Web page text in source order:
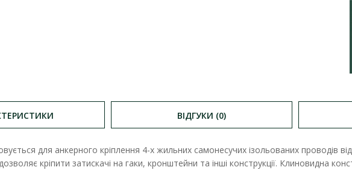
ВІДГУКИ (0)
для анкерного кріплення 4-х жильних самонесучих ізольованих проводів
кріпити затискачі на гаки, кронштейни та інші конструкції. Клиновидна